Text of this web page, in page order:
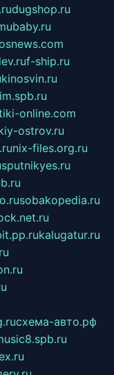
dugshop.ru
f-ship.ru
kinosvin.ru
online.com
ostrov.ru
nix-files.org.ru
sputnikyes.ru
sobakopedia.ru
kalugatur.ru
схема-авто.рф